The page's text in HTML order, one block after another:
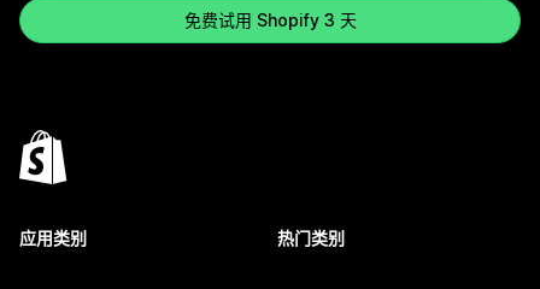
免费试用 Shopify 3 天
应用类别 热门类别